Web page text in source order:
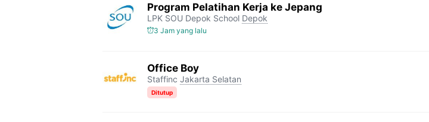
Program Pelatihan Kerja ke Jepang
LPK SOU Depok School Depok
3 Jam yang lalu
Office Boy
Staffinc Jakarta Selatan
Ditutup